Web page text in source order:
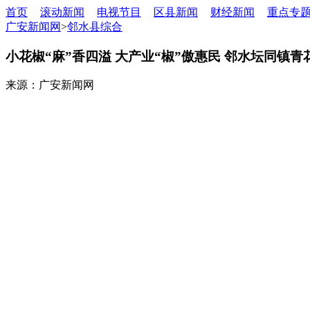
首页 滚动新闻 电视节目 区县新闻 财经新闻
重点专
广安新闻网>邻水县综合
小花椒“麻”香四溢 大产业“椒”傲惠民 邻水坛同镇青
来源：广安新闻网